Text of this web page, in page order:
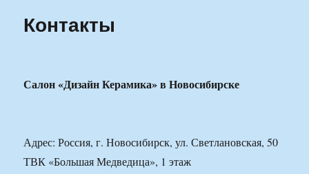
Контакты
Салон «Дизайн Керамика» в Новосибирске
Адрес: Россия, г. Новосибирск, ул. Светлановская, 50
ТВК «Большая Медведица», 1 этаж